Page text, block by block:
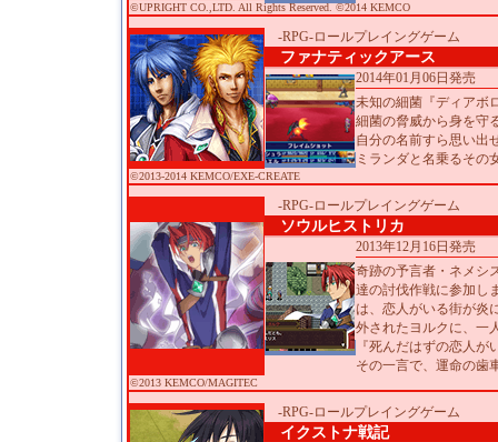
©UPRIGHT CO.,LTD. All Rights Reserved. ©2014 KEMCO
-RPG-ロールプレイングゲーム
ファナティックアース
2014年01月06日発売
未知の細菌『ディアボ
細菌の脅威から身を守
自分の名前すら思い出
ミランダと名乗るその
©2013-2014 KEMCO/EXE-CREATE
-RPG-ロールプレイングゲーム
ソウルヒストリカ
2013年12月16日発売
奇跡の予言者・ネメシ
達の討伐作戦に参加し
は、恋人がいる街が炎
外されたヨルクに、一
『死んだはずの恋人
その一言で、運命の歯
©2013 KEMCO/MAGITEC
-RPG-ロールプレイングゲーム
イクストナ戦記